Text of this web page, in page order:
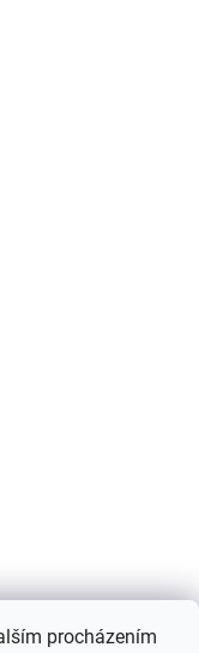
procházením